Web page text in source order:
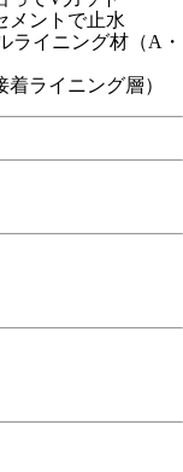
メントで止水
ライニング材（A・
ライニング層）